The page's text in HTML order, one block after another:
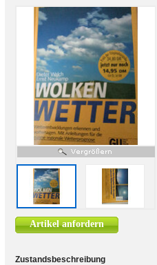
Artikel anfordern
Zustandsbeschreibung